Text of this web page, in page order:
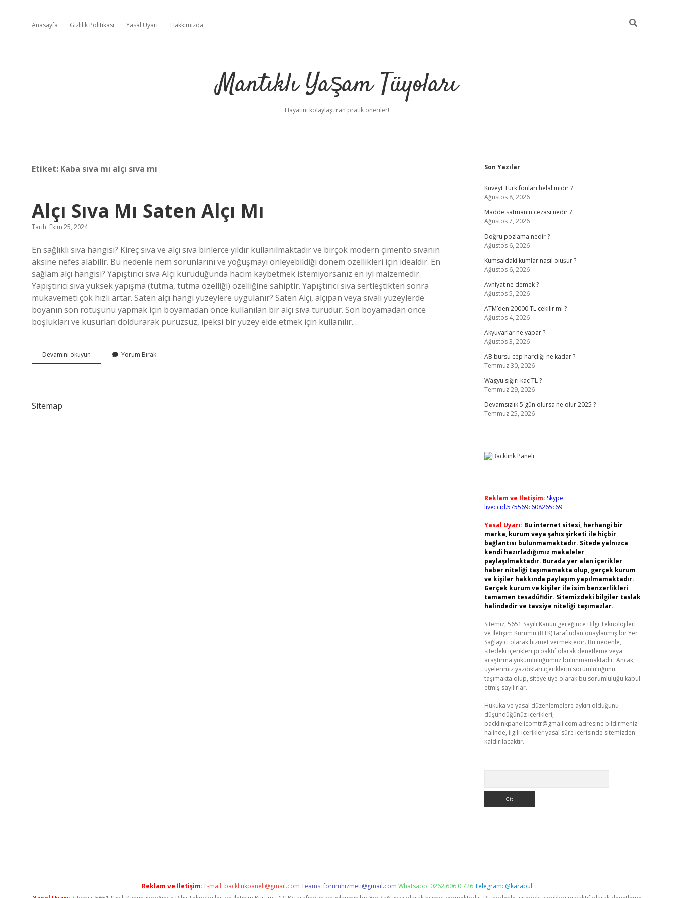
Anasayfa Gizlilik Politikası Yasal Uyarı Hakkımızda
Mantıklı Yaşam Tüyoları
Hayatını kolaylaştıran pratik öneriler!
Etiket: Kaba sıva mı alçı sıva mı
Alçı Sıva Mı Saten Alçı Mı
Tarih: Ekim 25, 2024
En sağlıklı sıva hangisi? Kireç sıva ve alçı sıva binlerce yıldır kullanılmaktadır ve birçok modern çimento sıvanın
aksine nefes alabilir. Bu nedenle nem sorunlarını ve yoğuşmayı önleyebildiği dönem özellikleri için idealdir. En
sağlam alçı hangisi? Yapıştırıcı sıva Alçı kuruduğunda hacim kaybetmek istemiyorsanız en iyi malzemedir.
Yapıştırıcı sıva yüksek yapışma (tutma, tutma özelliği) özelliğine sahiptir. Yapıştırıcı sıva sertleştikten sonra
mukavemeti çok hızlı artar. Saten alçı hangi yüzeylere uygulanır? Saten Alçı, alçıpan veya sıvalı yüzeylerde
boyanın son rötuşunu yapmak için boyamadan önce kullanılan bir alçı sıva türüdür. Son boyamadan önce
boşlukları ve kusurları doldurarak pürüzsüz, ipeksi bir yüzey elde etmek için kullanılır.…
Devamını okuyun
Sıva
Yorum Bırak
Sitemap
Sidebar
Son Yazılar
Kuveyt Türk fonları helal midir ?
Ağustos 8, 2026
Madde satmanın cezası nedir ?
Ağustos 7, 2026
Doğru pozlama nedir ?
Ağustos 6, 2026
Kumsaldaki kumlar nasıl oluşur ?
Ağustos 6, 2026
Avniyat ne demek ?
Ağustos 5, 2026
ATM’den 20000 TL çekilir mi ?
Ağustos 4, 2026
Akyuvarlar ne yapar ?
Ağustos 3, 2026
AB bursu cep harçlığı ne kadar ?
Temmuz 30, 2026
Wagyu sığırı kaç TL ?
Temmuz 29, 2026
Devamsızlık 5 gün olursa ne olur 2025 ?
Temmuz 25, 2026
Reklam ve İletişim: Skype:
live:.cid.575569c608265c69
Yasal Uyarı: Bu internet sitesi, herhangi bir
marka, kurum veya şahıs şirketi ile hiçbir
bağlantısı bulunmamaktadır. Sitede yalnızca
kendi hazırladığımız makaleler
paylaşılmaktadır. Burada yer alan içerikler
haber niteliği taşımamakta olup, gerçek kurum
ve kişiler hakkında paylaşım yapılmamaktadır.
Gerçek kurum ve kişiler ile isim benzerlikleri
tamamen tesadüfidir. Sitemizdeki bilgiler taslak
halindedir ve tavsiye niteliği taşımazlar.
Sitemiz, 5651 Sayılı Kanun gereğince Bilgi Teknolojileri
ve İletişim Kurumu (BTK) tarafından onaylanmış bir Yer
Sağlayıcı olarak hizmet vermektedir. Bu nedenle,
sitedeki içerikleri proaktif olarak denetleme veya
araştırma yükümlülüğümüz bulunmamaktadır. Ancak,
üyelerimiz yazdıkları içeriklerin sorumluluğunu
taşımakta olup, siteye üye olarak bu sorumluluğu kabul
etmiş sayılırlar.
Hukuka ve yasal düzenlemelere aykırı olduğunu
düşündüğünüz içerikleri,
backlinkpanelicomtr@gmail.com adresine bildirmeniz
halinde, ilgili içerikler yasal süre içerisinde sitemizden
kaldırılacaktır.
Reklam ve İletişim: E-mail: backlinkpaneli@gmail.com Teams:forumhizmeti@gmail.com Whatsapp: 0262 606 0 726Telegram: @karabul